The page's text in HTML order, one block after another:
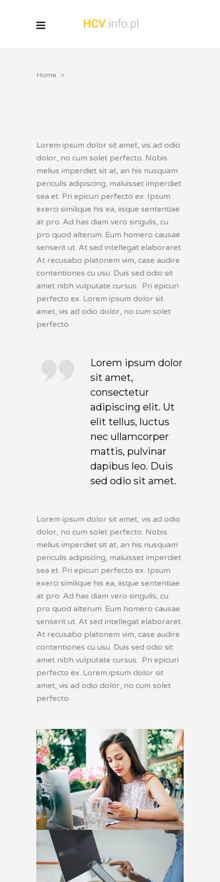
Home >
Lorem ipsum dolor sit amet, vis ad odio
dolor, no cum solet perfecto. Nobis
melius imperdiet sit at, an his nusquam
periculis adipiscing, maluisset imperdiet
sea et. Pri epicuri perfecto ex. Ipsum
exerci similique his ea, iisque sententiae
at pro. Ad has diam vero singulis, cu
pro quod alterum. Eum homero causae
senserit ut. At sed intellegat elaboraret.
At recusabo platonem vim, case audire
contentiones cu usu. Duis sed odio sit
amet nibh vulputate cursus. Pri epicuri
perfecto ex. Lorem ipsum dolor sit
amet, vis ad odio dolor, no cum solet
perfecto.
Lorem ipsum dolor
sit amet,
consectetur
adipiscing elit. Ut
elit tellus, luctus
nec ullamcorper
mattis, pulvinar
dapibus leo. Duis
sed odio sit amet.
Lorem ipsum dolor sit amet, vis ad odio
dolor, no cum solet perfecto. Nobis
melius imperdiet sit at, an his nusquam
periculis adipiscing, maluisset imperdiet
sea et. Pri epicuri perfecto ex. Ipsum
exerci similique his ea, iisque sententiae
at pro. Ad has diam vero singulis, cu
pro quod alterum. Eum homero causae
senserit ut. At sed intellegat elaboraret.
At recusabo platonem vim, case audire
contentiones cu usu. Duis sed odio sit
amet nibh vulputate cursus. Pri epicuri
perfecto ex. Lorem ipsum dolor sit
amet, vis ad odio dolor, no cum solet
perfecto.